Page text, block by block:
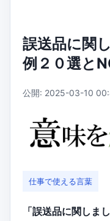
誤送品に関
例２０選と
公開: 2025-03-10
仕事で使える言葉
「誤送品に関しま